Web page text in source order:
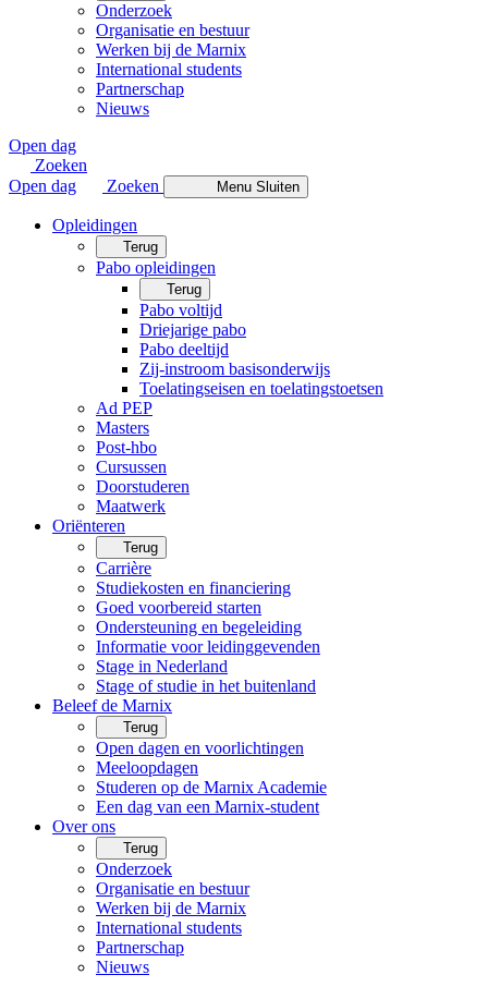
Onderzoek
Organisatie en bestuur
Werken bij de Marnix
International students
Partnerschap
Nieuws
Open dag
Zoeken
Open dag
Zoeken Menu Sluiten
Opleidingen
Terug
Pabo opleidingen
Terug
Pabo voltijd
Driejarige pabo
Pabo deeltijd
Zij-instroom basisonderwijs
Toelatingseisen en toelatingstoetsen
Ad PEP
Masters
Post-hbo
Cursussen
Doorstuderen
Maatwerk
Oriënteren
Terug
Carrière
Studiekosten en financiering
Goed voorbereid starten
Ondersteuning en begeleiding
Informatie voor leidinggevenden
Stage in Nederland
Stage of studie in het buitenland
Beleef de Marnix
Terug
Open dagen en voorlichtingen
Meeloopdagen
Studeren op de Marnix Academie
Een dag van een Marnix-student
Over ons
Terug
Onderzoek
Organisatie en bestuur
Werken bij de Marnix
International students
Partnerschap
Nieuws